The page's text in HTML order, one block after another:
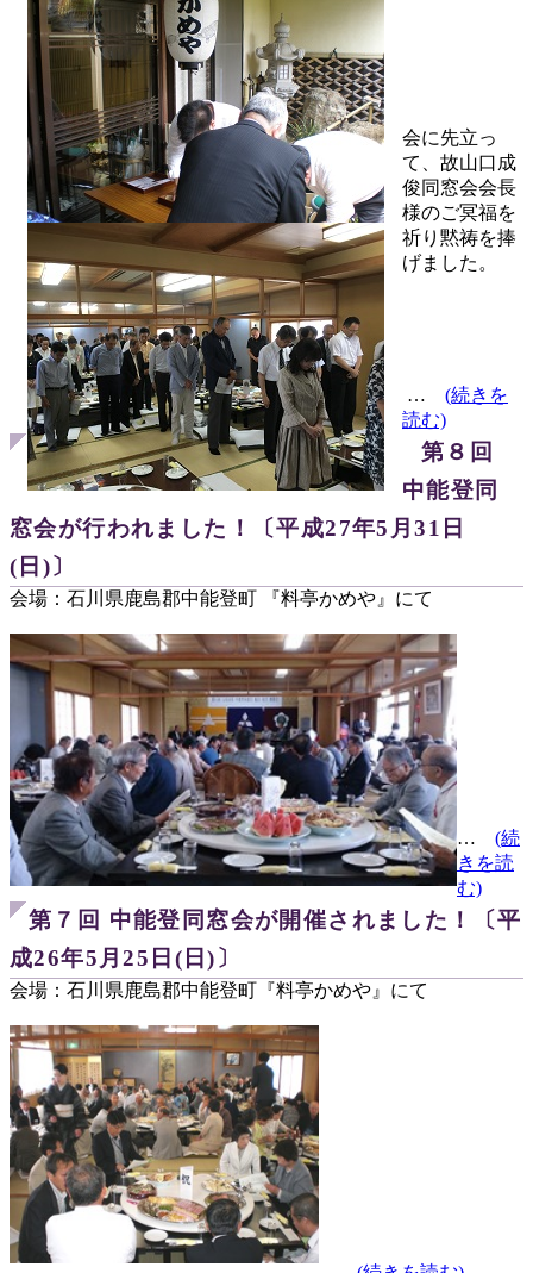
会に先立っ
て、故山口成
俊同窓会会長
様のご冥福を
祈り黙祷を捧
げました。
… (続きを
読む)
第８回
中能登同
窓会が行われました！〔平成27年5月31日
(日)〕
会場：石川県鹿島郡中能登町 『料亭かめや』にて
… (続
きを読
む)
第７回 中能登同窓会が開催されました！〔平
成26年5月25日(日)〕
会場：石川県鹿島郡中能登町『料亭かめや』にて